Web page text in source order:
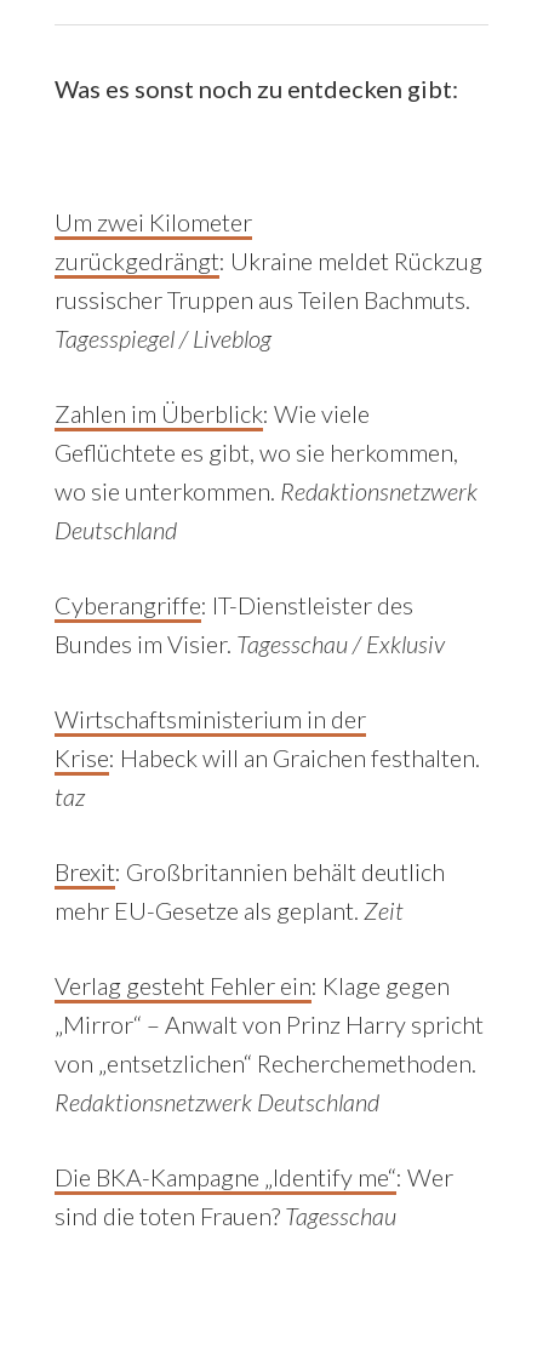
Was es sonst noch zu entdecken gibt:
Um zwei Kilometer
zurückgedrängt: Ukraine meldet Rückzug
russischer Truppen aus Teilen Bachmuts.
Tagesspiegel / Liveblog
Zahlen im Überblick: Wie viele
Geflüchtete es gibt, wo sie herkommen,
wo sie unterkommen. Redaktionsnetzwerk
Deutschland
Cyberangriffe: IT-Dienstleister des
Bundes im Visier. Tagesschau / Exklusiv
Wirtschaftsministerium in der
Krise: Habeck will an Graichen festhalten.
taz
Brexit: Großbritannien behält deutlich
mehr EU-Gesetze als geplant. Zeit
Verlag gesteht Fehler ein: Klage gegen
„Mirror“ – Anwalt von Prinz Harry spricht
von „entsetzlichen“ Recherchemethoden.
Redaktionsnetzwerk Deutschland
Die BKA-Kampagne „Identify me“: Wer
sind die toten Frauen? Tagesschau